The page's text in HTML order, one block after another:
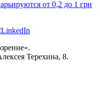
от 0,2 до 1 грн
Терехина, 8.